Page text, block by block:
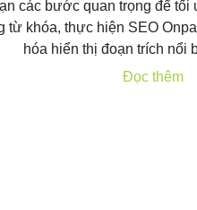
các bước quan trọng để
từ khóa, thực hiện SEO
hóa hiển thị đoạn trích nổi
Đọc thêm